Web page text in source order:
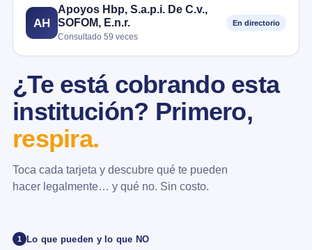
AH
Apoyos Hbp, S.a.p.i. De C.v.,
SOFOM, E.n.r.
Consultado 59 veces
En directorio
¿Te está cobrando esta
institución? Primero,
respira.
Toca cada tarjeta y descubre qué te pueden
hacer legalmente… y qué no. Sin costo.
1 Lo que pueden y lo que NO